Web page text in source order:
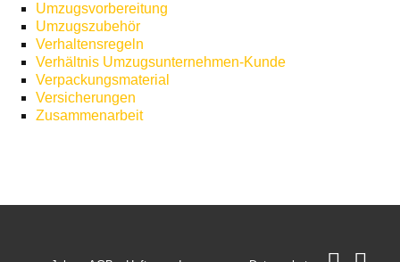
Umzugsvorbereitung
Umzugszubehör
Verhaltensregeln
Verhältnis Umzugsunternehmen-Kunde
Verpackungsmaterial
Versicherungen
Zusammenarbeit